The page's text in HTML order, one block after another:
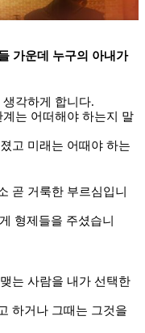
가운데 누구의 아내가
각하게 합니다.
는 어떠해야 하는지 말
고 미래는 어때야 하는
곧 거룩한 부르심입니
형제들을 주셨습니
는 사람을 내가 선택한
하거나 그때는 그것을